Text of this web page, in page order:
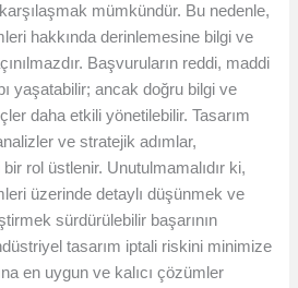
mümkündür. Bu nedenle,
hakkında derinlemesine bilgi ve
Başvuruların reddi, maddi
yaşatabilir; ancak doğru bilgi ve
daha etkili yönetilebilir. Tasarım
ve stratejik adımlar,
rol üstlenir. Unutulmamalıdır ki,
üzerinde detaylı düşünmek ve
sürdürülebilir başarının
tasarım iptali riskini minimize
en uygun ve kalıcı çözümler